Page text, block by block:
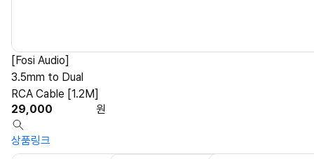
[Fosi Audio]
3.5mm to Dual
RCA Cable [1.2M]
29,000
원
상품링크